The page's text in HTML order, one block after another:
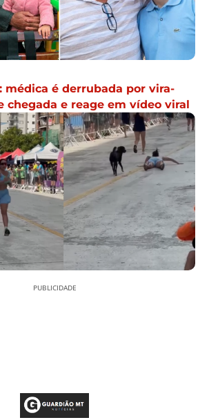
médica é derrubada por vira-
chegada e reage em vídeo viral
PUBLICIDADE